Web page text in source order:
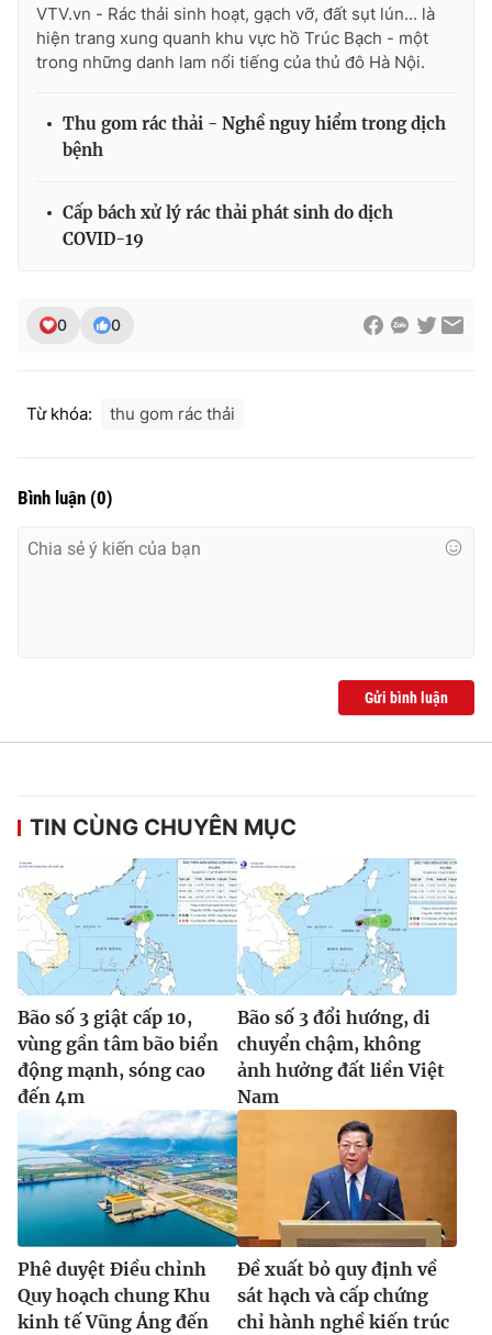
Ðiện thoại Thời báo VTV:024.66 897 897
Email:toasoan@vtv.vn
Liên hệ quảng cáo:024-7300.7108
thuận bằng văn bản. Ghi rõ nguồn VTV.vn khi phát hành lại
thông tin từ website này.
VTV.vn - Rác thải sinh hoạt, gạch vỡ, đất sụt lún... là
hiện trang xung quanh khu vực hồ Trúc Bạch - một
trong những danh lam nổi tiếng của thủ đô Hà Nội.
Thu gom rác thải - Nghề nguy hiểm trong dịch
bệnh
Cấp bách xử lý rác thải phát sinh do dịch
COVID-19
0 0
Từ khóa: thu gom rác thải
Bình luận (0)
Gửi bình luận
TIN CÙNG CHUYÊN MỤC
Bão số 3 giật cấp 10,
vùng gần tâm bão biển
động mạnh, sóng cao
đến 4m
Bão số 3 đổi hướng, di
chuyển chậm, không
ảnh hưởng đất liền Việt
Nam
Phê duyệt Điều chỉnh
Quy hoạch chung Khu
kinh tế Vũng Áng đến
Đề xuất bỏ quy định về
sát hạch và cấp chứng
chỉ hành nghề kiến trúc